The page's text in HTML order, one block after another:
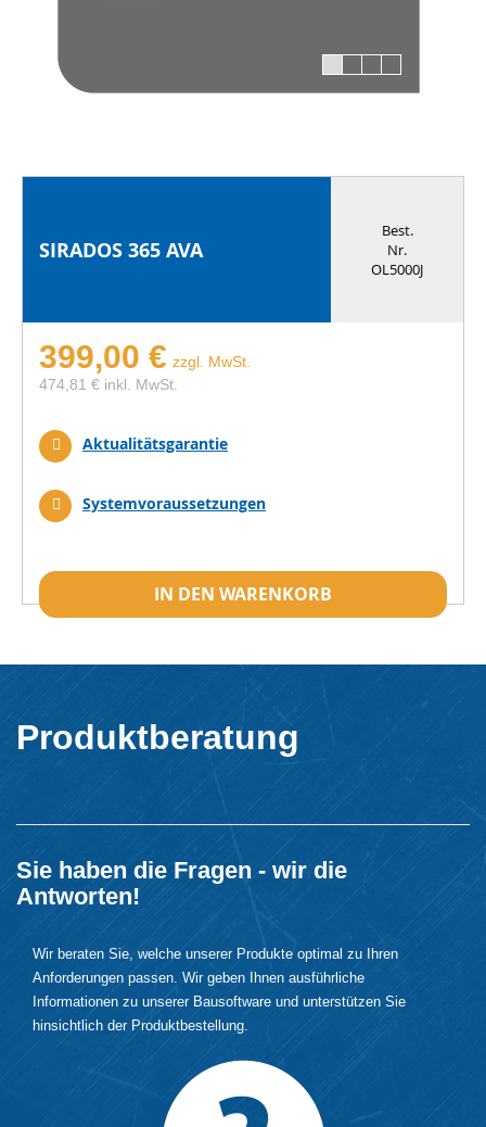
SIRADOS 365 AVA
Best.
Nr.
OL5000J
399,00 € zzgl. MwSt.
474,81 € inkl. MwSt.
Aktualitätsgarantie
Systemvoraussetzungen
IN DEN WARENKORB
Produktberatung
Sie haben die Fragen - wir die
Antworten!
Wir beraten Sie, welche unserer Produkte optimal zu Ihren
Anforderungen passen. Wir geben Ihnen ausführliche
Informationen zu unserer Bausoftware und unterstützen Sie
hinsichtlich der Produktbestellung.